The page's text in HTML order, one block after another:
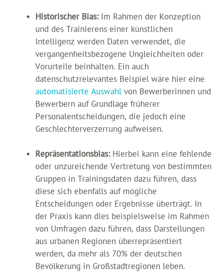
Historischer Bias:Im Rahmen der Konzeption
und des Trainierens einer künstlichen
Intelligenz werden Daten verwendet, die
vergangenheitsbezogene Ungleichheiten oder
Vorurteile beinhalten. Ein auch
datenschutzrelevantes Beispiel wäre hier eine
automatisierte Auswahl von Bewerberinnen und
Bewerbern auf Grundlage früherer
Personalentscheidungen, die jedoch eine
Geschlechterverzerrung aufweisen.
Repräsentationsbias:Hierbei kann eine fehlende
oder unzureichende Vertretung von bestimmten
Gruppen in Trainingsdaten dazu führen, dass
diese sich ebenfalls auf mögliche
Entscheidungen oder Ergebnisse überträgt. In
der Praxis kann dies beispielsweise im Rahmen
von Umfragen dazu führen, dass Darstellungen
aus urbanen Regionen überrepräsentiert
werden, da mehr als 70% der deutschen
Bevölkerung in Großstadtregionen leben.